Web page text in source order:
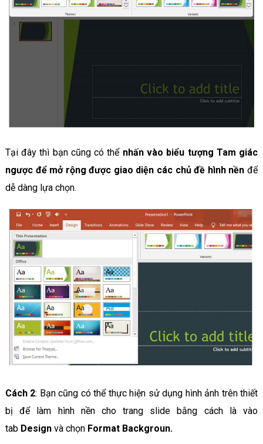
Tại đây thì bạn cũng có thểnhấn vào biểu tượng Tam giác
ngược để mở rộng được giao diện các chủ đề hình nền để
dễ dàng lựa chọn.
Cách 2: Bạn cũng có thể thực hiện sử dụng hình ảnh trên thiết
bị để làm hình nền cho trang slide bằng cách là vào
tab Designvà chọn Format Backgroun.